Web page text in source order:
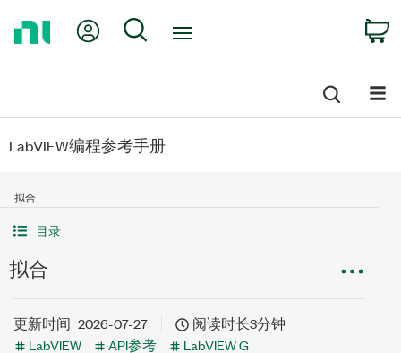
My Account
Search
LabVIEW编程参考手册
拟合
目录
拟合
更新时间 2026-07-27
阅读时长3分钟
LabVIEW
API参考 LabVIEW G